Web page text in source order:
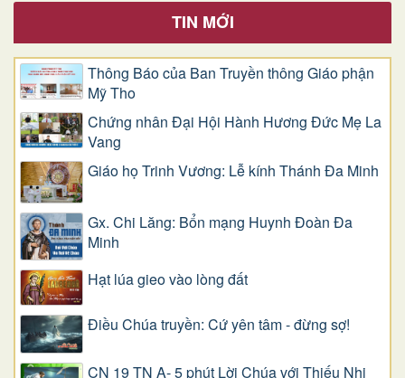
TIN MỚI
Thông Báo của Ban Truyền thông Giáo phận
Mỹ Tho
Chứng nhân Đại Hội Hành Hương Đức Mẹ La
Vang
Giáo họ Trinh Vương: Lễ kính Thánh Đa Minh
Gx. Chi Lăng: Bổn mạng Huynh Đoàn Đa
Minh
Hạt lúa gieo vào lòng đất
Điều Chúa truyền: Cứ yên tâm - đừng sợ!
CN 19 TN A- 5 phút Lời Chúa với Thiếu Nhi